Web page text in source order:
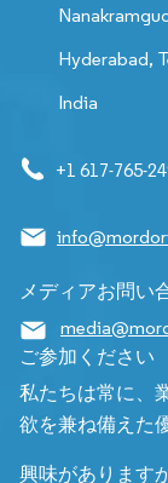
Hyderabad,
India
+1 617-765-
メディアお問い
ご参加ください
私たちは常に、
欲を兼ね備えた
興味があります